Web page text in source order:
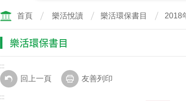
首頁 樂活悅讀 樂活環保書目 2018
樂活環保書目
:::
回上一頁 友善列印
:::